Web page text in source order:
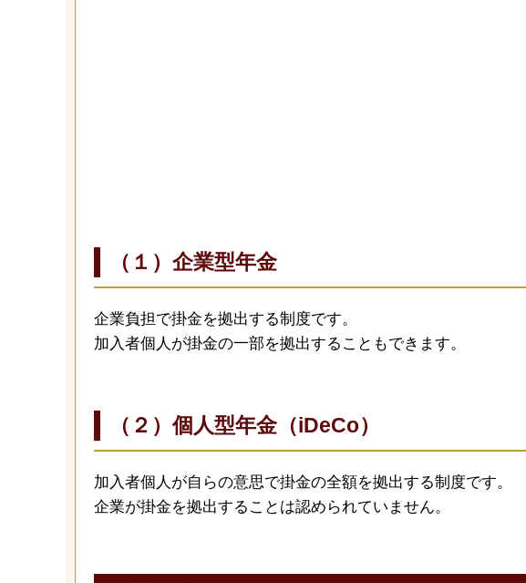
（１）企業型年金
企業負担で掛金を拠出する制度です。
加入者個人が掛金の一部を拠出することもできます。
（２）個人型年金（iDeCo）
加入者個人が自らの意思で掛金の全額を拠出する制度です。
企業が掛金を拠出することは認められていません。